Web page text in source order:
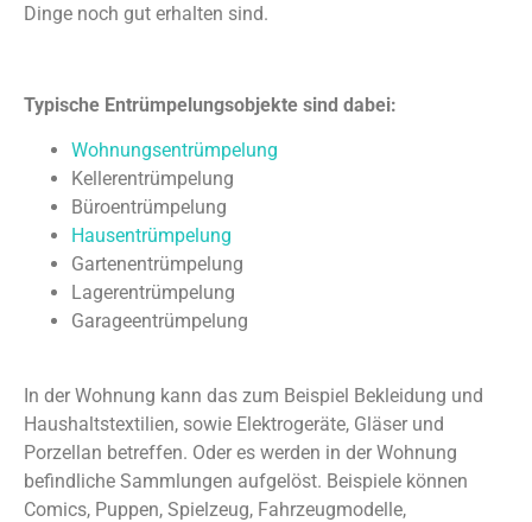
Dinge noch gut erhalten sind.
Typische Entrümpelungsobjekte sind dabei:
Wohnungsentrümpelung
Kellerentrümpelung
Büroentrümpelung
Hausentrümpelung
Gartenentrümpelung
Lagerentrümpelung
Garageentrümpelung
In der Wohnung kann das zum Beispiel Bekleidung und
Haushaltstextilien, sowie Elektrogeräte, Gläser und
Porzellan betreffen. Oder es werden in der Wohnung
befindliche Sammlungen aufgelöst. Beispiele können
Comics, Puppen, Spielzeug, Fahrzeugmodelle,